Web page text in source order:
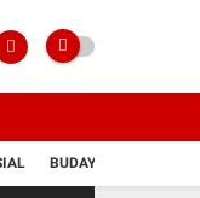
BUDAYA